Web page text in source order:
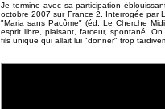
Je termine avec sa participation
octobre 2007 sur France 2. Interrogée par
"Maria sans Pacôme" (éd. Le Cherche
esprit libre, plaisant, farceur, spontané.
fils unique qui allait lui "donner" trop